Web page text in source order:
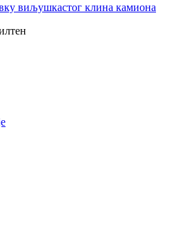
виљушкастог клина камиона